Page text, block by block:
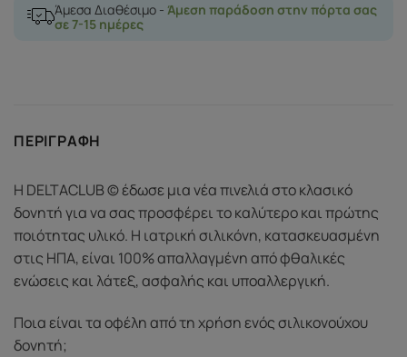
Άμεσα Διαθέσιμο - Άμεση παράδοση στην πόρτα σας
σε 7-15 ημέρες
ΠΕΡΙΓΡΑΦΉ
Η DELTACLUB © έδωσε μια νέα πινελιά στο κλασικό
δονητή για να σας προσφέρει το καλύτερο και πρώτης
ποιότητας υλικό. Η ιατρική σιλικόνη, κατασκευασμένη
στις ΗΠΑ, είναι 100% απαλλαγμένη από φθαλικές
ενώσεις και λάτεξ, ασφαλής και υποαλλεργική.
Ποια είναι τα οφέλη από τη χρήση ενός σιλικονούχου
δονητή;